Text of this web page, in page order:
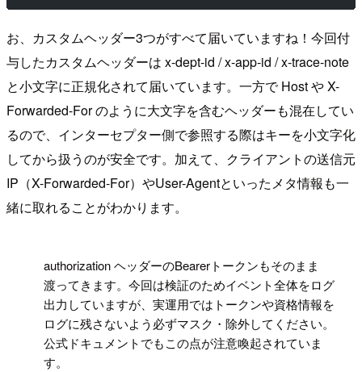
お、カスタムヘッダー3つがすべて届いていますね！今回付
与したカスタムヘッダーは x-dept-id / x-app-id / x-trace-note
と小文字に正規化されて届いています。一方で Host や X-
Forwarded-For のように大文字を含むヘッダーも混在してい
るので、インターセプター側で参照する際はキーを小文字化
してから扱うのが安全です。加えて、クライアントの送信元
IP（X-Forwarded-For）やUser-Agentといったメタ情報も一
緒に取れることがわかります。
authorization ヘッダーのBearerトークンもそのまま
渡ってきます。今回は検証のためイベント全体をログ
出力していますが、実運用ではトークンや資格情報を
ログに残さないよう必ずマスク・除外してください。
公式ドキュメントでもこの点が注意喚起されていま
す。